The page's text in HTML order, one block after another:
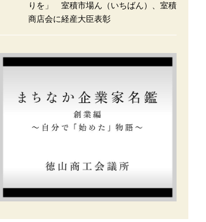
りを」 室積市場ん（いちばん）、室積
商店会に経産大臣表彰